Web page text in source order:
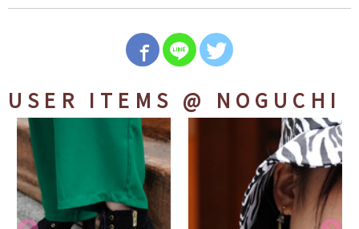
USER ITEMS @ NOGUCHI